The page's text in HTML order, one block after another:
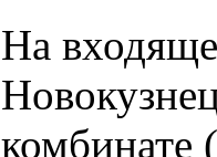
На